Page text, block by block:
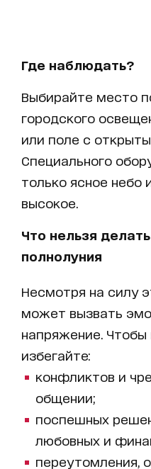
Где наблюдать?
Выбирайте место
городского
или поле с
Специального
только ясное небо
высокое.
Что нельзя
полнолуния
Несмотря на силу
может вызвать
напряжение. Чтобы
избегайте:
конфликтов и
общении;
поспешных
любовных и
переутомления,